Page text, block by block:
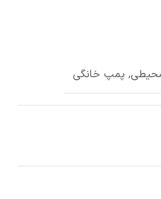
پمپ خانگی